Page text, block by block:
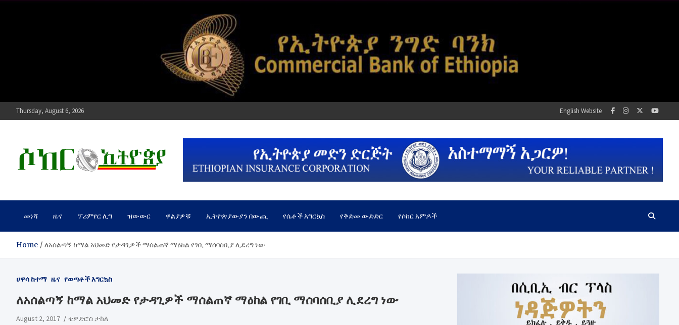
Thursday, August 6, 2026 English Website
ሶከር ኢትዮጵያ
መነሻ ዜና ፕሪምየር ሊግ ዝውውር ዋልያዎቹ ኢትዮጵያውያን በውጪ የሴቶች እግርኳስ የቅድመ ውድድር የሶከር አምዶች
Home ለአሰልጣኝ ከማል አህመድ የታዳጊዎች ማሰልጠኛ ማዕከል የገቢ ማሰባሰቢያ ሊደረግ ነው
ሀዋሳ ከተማ ዜና የወጣቶች እግርኳስ
ለአሰልጣኝ ከማል አህመድ የታዳጊዎች ማሰልጠኛ ማዕከል የገቢ ማሰባሰቢያ ሊደረግ ነው
August 2, 2017 ቴዎድሮስ ታከለ